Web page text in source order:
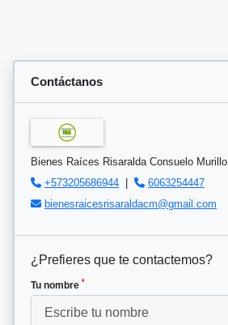
Contáctanos
Bienes Raíces Risaralda Consuelo Murillo
+573205686944 |
6063254447
bienesraicesrisaraldacm@gmail.com
¿Prefieres que te contactemos?
Tu nombre *